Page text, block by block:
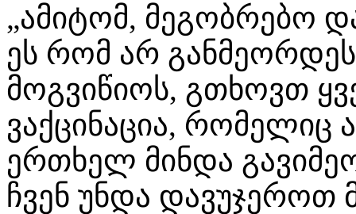
„ამიტომ, მეგობრებო
ეს რომ არ
მოგვიწიოს, გთხოვთ
ვაქცინაცია, რომელიც
ერთხელ მინდა
ჩვენ უნდა დავუჯეროთ